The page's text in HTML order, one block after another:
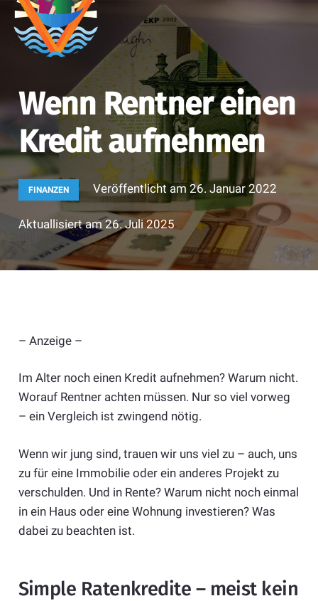
Wenn Rentner einen
Kredit aufnehmen
FINANZEN Veröffentlicht am26. Januar 2022
Aktuallisiert am26. Juli 2025
– Anzeige –
Im Alter noch einen Kredit aufnehmen? Warum nicht.
Worauf Rentner achten müssen. Nur so viel vorweg
– ein Vergleich ist zwingend nötig.
Wenn wir jung sind, trauen wir uns viel zu – auch, uns
zu für eine Immobilie oder ein anderes Projekt zu
verschulden. Und in Rente? Warum nicht noch einmal
in ein Haus oder eine Wohnung investieren? Was
dabei zu beachten ist.
Simple Ratenkredite – meist kein